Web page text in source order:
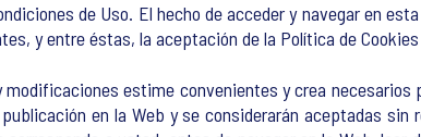
de Uso. El hecho de acceder y navegar en
y entre éstas, la aceptación de la Política de
estime convenientes y crea necesarios
en la Web y se considerarán aceptadas sin